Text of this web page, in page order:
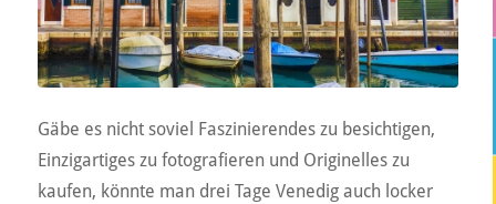
Gäbe es nicht soviel Faszinierendes zu besichtigen,
Einzigartiges zu fotografieren und Originelles zu
kaufen, könnte man drei Tage Venedig auch locker